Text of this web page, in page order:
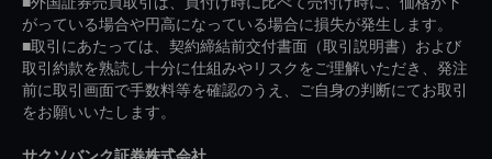
がっている場合や円高になっている場合に損失が発生します。
■取引にあたっては、契約締結前交付書面（取引説明書）および
取引約款を熟読し十分に仕組みやリスクをご理解いただき、発注
前に取引画面で手数料等を確認のうえ、ご自身の判断にてお取引
をお願いいたします。